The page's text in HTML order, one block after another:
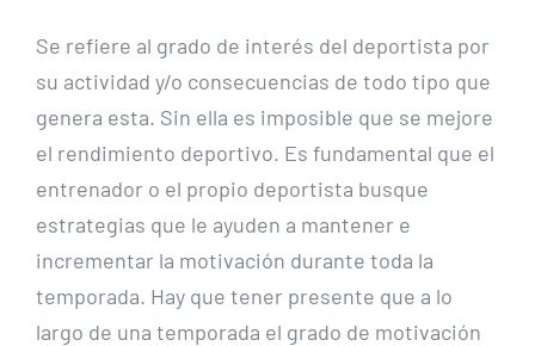
Se refiere al grado de interés del deportista por
su actividad y/o consecuencias de todo tipo que
genera esta. Sin ella es imposible que se mejore
el rendimiento deportivo. Es fundamental que el
entrenador o el propio deportista busque
estrategias que le ayuden a mantener e
incrementar la motivación durante toda la
temporada. Hay que tener presente que a lo
largo de una temporada el grado de motivación